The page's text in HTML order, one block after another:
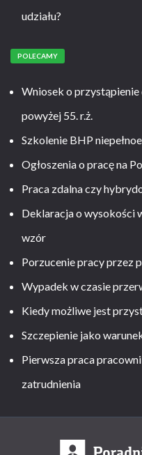
udziału?
POLECAMY
Wniosek o
powyżej 55. r.ż.
Szkolenie BHP
Ogłoszenia o pracę na
Praca zdalna czy
Deklaracja o wysokości
wzór
Porzucenie pracy przez
Wypadek w czasie
Kiedy możliwe jest
Szczepienie jako
Pierwsza praca
zatrudnienia